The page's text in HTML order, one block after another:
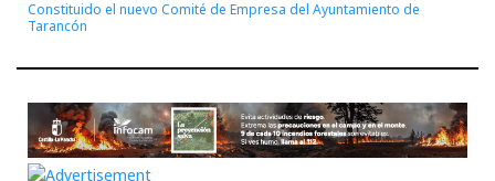
Constituido el nuevo Comité de Empresa del Ayuntamiento de
Tarancón